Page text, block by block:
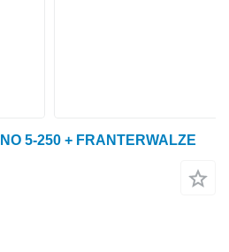
5-250 + FRANTERWALZE